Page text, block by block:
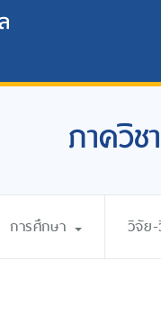
ภาควิช
การศึกษา วิจัย-